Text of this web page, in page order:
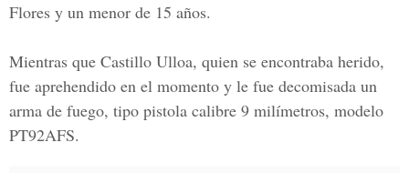
Flores y un menor de 15 años.
Mientras que Castillo Ulloa, quien se encontraba herido,
fue aprehendido en el momento y le fue decomisada un
arma de fuego, tipo pistola calibre 9 milímetros, modelo
PT92AFS.